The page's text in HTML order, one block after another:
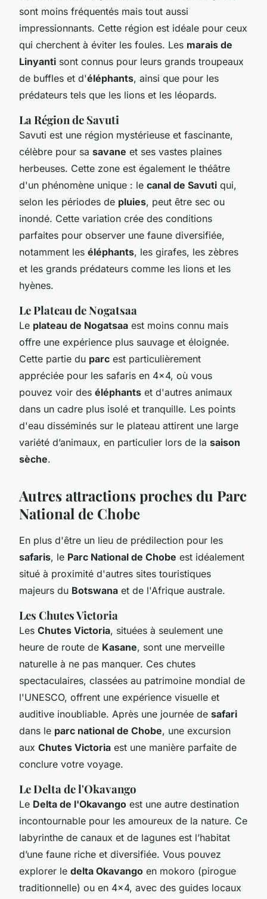
sont moins fréquentés mais tout aussi
impressionnants. Cette région est idéale pour ceux
qui cherchent à éviter les foules. Les marais de
Linyanti sont connus pour leurs grands troupeaux
de buffles et d'éléphants, ainsi que pour les
prédateurs tels que les lions et les léopards.
La Région de Savuti
Savuti est une région mystérieuse et fascinante,
célèbre pour sa savane et ses vastes plaines
herbeuses. Cette zone est également le théâtre
d'un phénomène unique : le canal de Savuti qui,
selon les périodes de pluies, peut être sec ou
inondé. Cette variation crée des conditions
parfaites pour observer une faune diversifiée,
notamment les éléphants, les girafes, les zèbres
et les grands prédateurs comme les lions et les
hyènes.
Le Plateau de Nogatsaa
Le plateau de Nogatsaa est moins connu mais
offre une expérience plus sauvage et éloignée.
Cette partie du parc est particulièrement
appréciée pour les safaris en 4x4, où vous
pouvez voir des éléphants et d'autres animaux
dans un cadre plus isolé et tranquille. Les points
d'eau disséminés sur le plateau attirent une large
variété d’animaux, en particulier lors de la saison
sèche.
Autres attractions proches du Parc
National de Chobe
En plus d'être un lieu de prédilection pour les
safaris, le Parc National de Chobe est idéalement
situé à proximité d'autres sites touristiques
majeurs du Botswana et de l'Afrique australe.
Les Chutes Victoria
Les Chutes Victoria, situées à seulement une
heure de route de Kasane, sont une merveille
naturelle à ne pas manquer. Ces chutes
spectaculaires, classées au patrimoine mondial de
l'UNESCO, offrent une expérience visuelle et
auditive inoubliable. Après une journée de safari
dans le parc national de Chobe, une excursion
aux Chutes Victoria est une manière parfaite de
conclure votre voyage.
Le Delta de l'Okavango
Le Delta de l'Okavango est une autre destination
incontournable pour les amoureux de la nature. Ce
labyrinthe de canaux et de lagunes est l’habitat
d’une faune riche et diversifiée. Vous pouvez
explorer le delta Okavango en mokoro (pirogue
traditionnelle) ou en 4x4, avec des guides locaux